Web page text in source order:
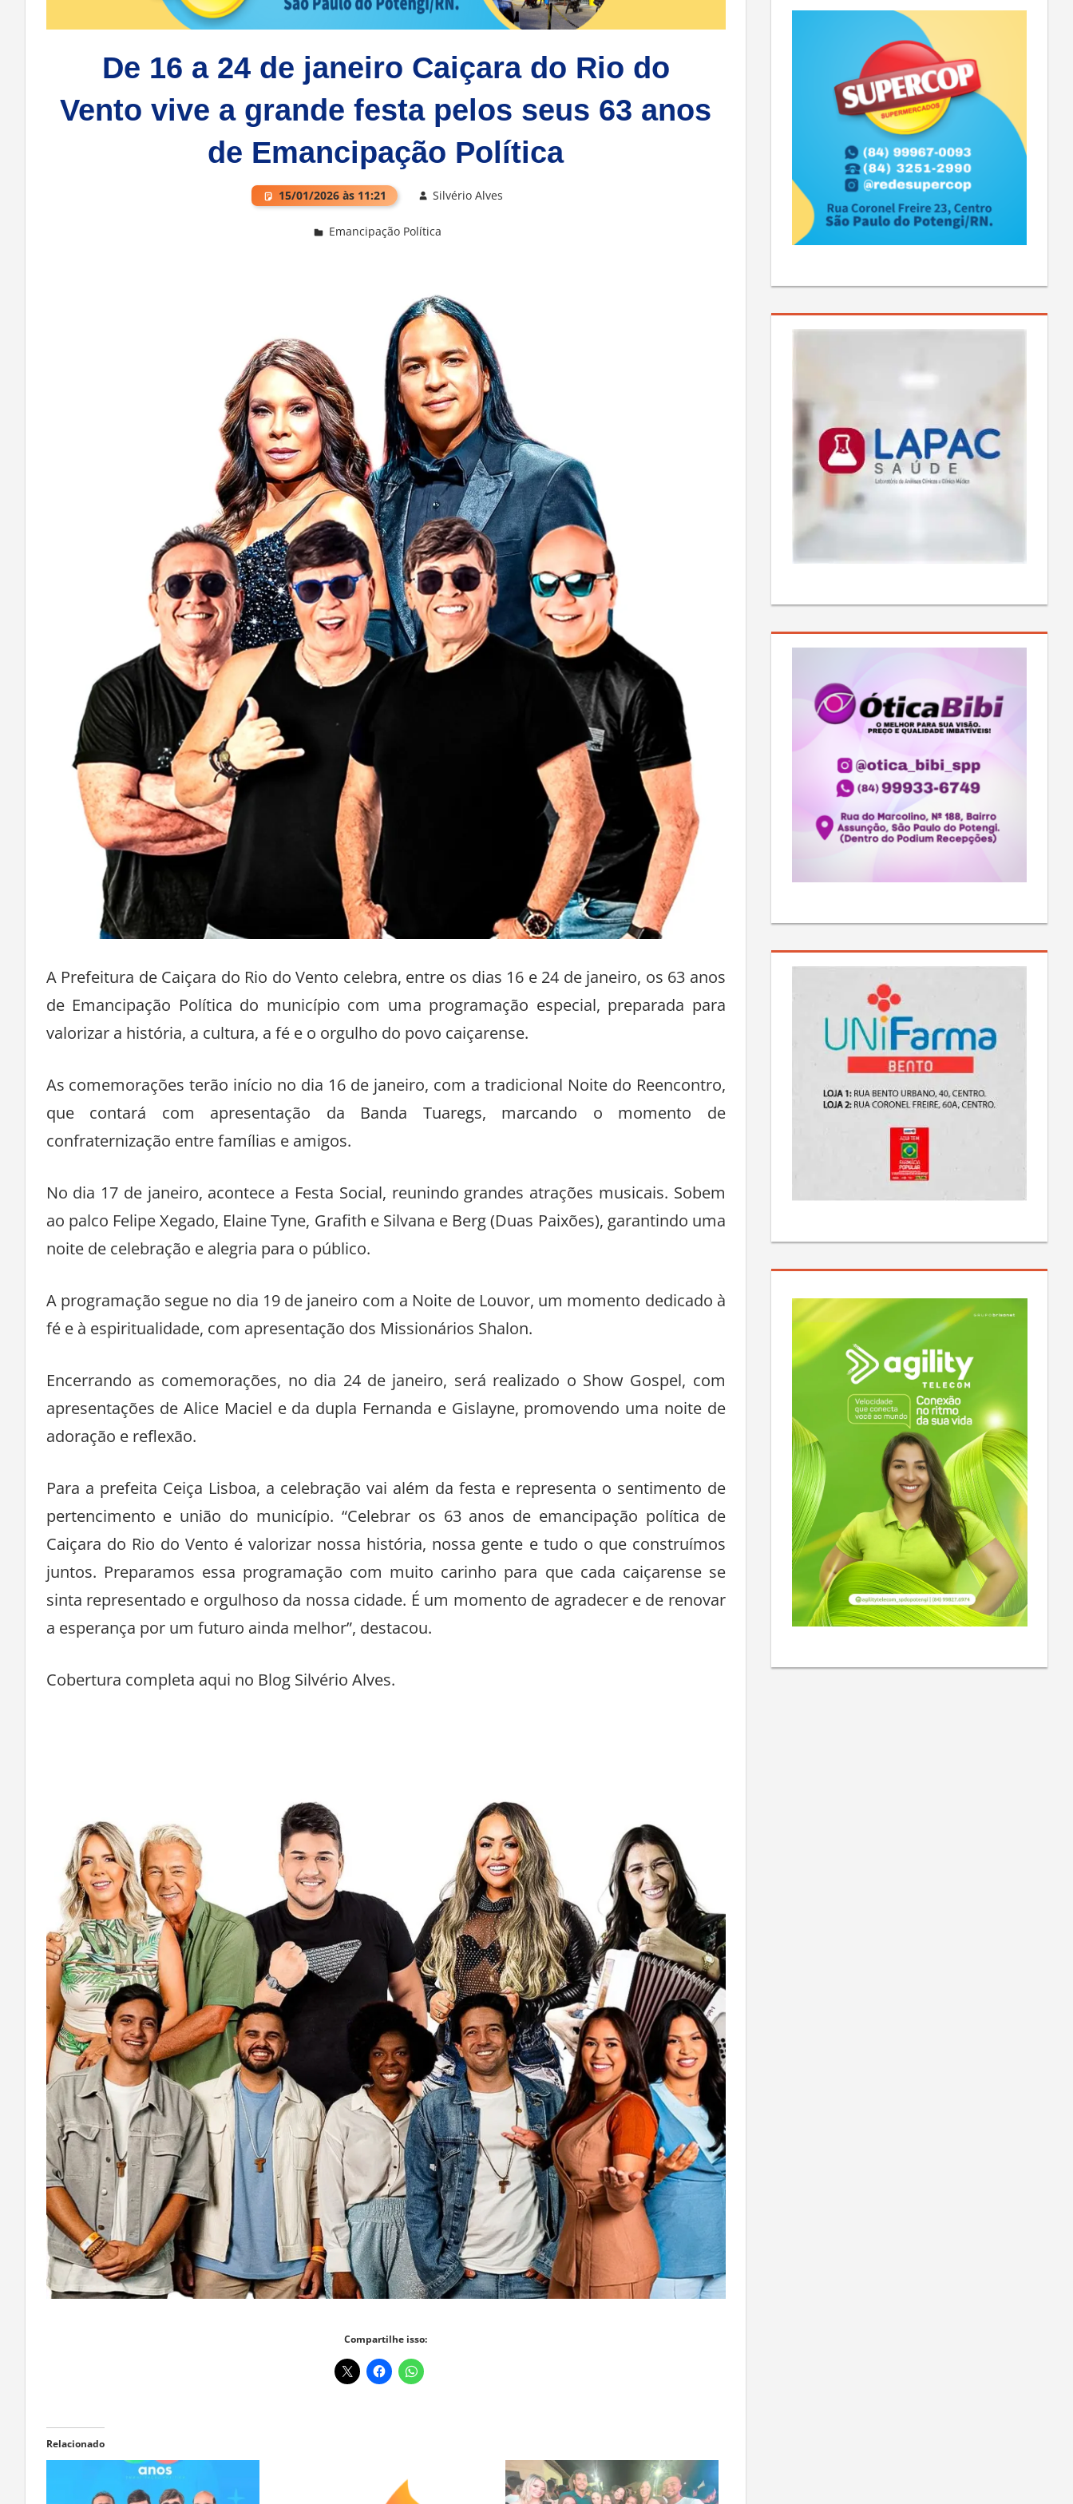
De 16 a 24 de janeiro Caiçara do Rio do
Vento vive a grande festa pelos seus 63 anos
de Emancipação Política
15/01/2026 às 11:21
Emancipação Política
A Prefeitura de Caiçara do Rio do Vento celebra, entre os dias 16 e 24 de janeiro, os 63 anos
de Emancipação Política do município com uma programação especial, preparada para
valorizar a história, a cultura, a fé e o orgulho do povo caiçarense.
As comemorações terão início no dia 16 de janeiro, com a tradicional Noite do Reencontro,
que contará com apresentação da Banda Tuaregs, marcando o momento de
confraternização entre famílias e amigos.
No dia 17 de janeiro, acontece a Festa Social, reunindo grandes atrações musicais. Sobem
ao palco Felipe Xegado, Elaine Tyne, Grafith e Silvana e Berg (Duas Paixões), garantindo uma
noite de celebração e alegria para o público.
A programação segue no dia 19 de janeiro com a Noite de Louvor, um momento dedicado à
fé e à espiritualidade, com apresentação dos Missionários Shalon.
Encerrando as comemorações, no dia 24 de janeiro, será realizado o Show Gospel, com
apresentações de Alice Maciel e da dupla Fernanda e Gislayne, promovendo uma noite de
adoração e reflexão.
Para a prefeita Ceiça Lisboa, a celebração vai além da festa e representa o sentimento de
pertencimento e união do município. “Celebrar os 63 anos de emancipação política de
Caiçara do Rio do Vento é valorizar nossa história, nossa gente e tudo o que construímos
juntos. Preparamos essa programação com muito carinho para que cada caiçarense se
sinta representado e orgulhoso da nossa cidade. É um momento de agradecer e de renovar
a esperança por um futuro ainda melhor”, destacou.
Cobertura completa aqui no Blog Silvério Alves.
Compartilhe isso: